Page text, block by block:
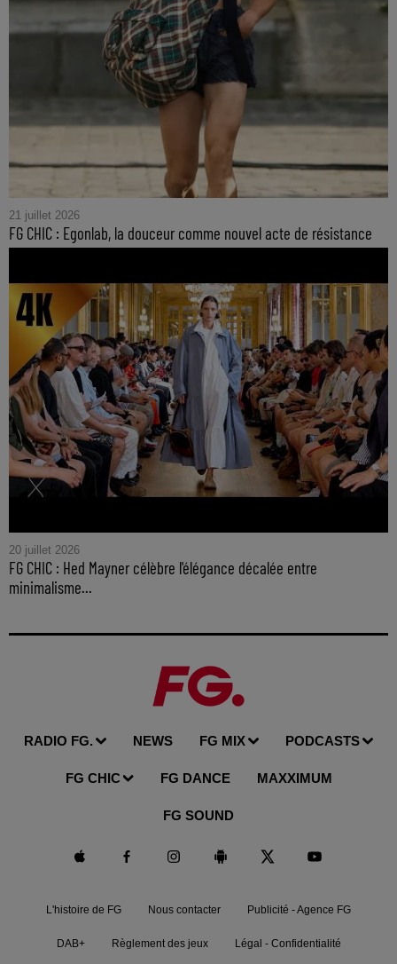
21 juillet 2026
FG CHIC : Egonlab, la douceur comme nouvel acte de résistance
20 juillet 2026
FG CHIC : Hed Mayner célèbre l'élégance décalée entre
minimalisme...
RADIO FG. NEWS FG MIX PODCASTS
FG CHIC FG DANCE MAXXIMUM
FG SOUND
L'histoire de FG Nous contacter Publicité - Agence FG
DAB+ Règlement des jeux Légal - Confidentialité